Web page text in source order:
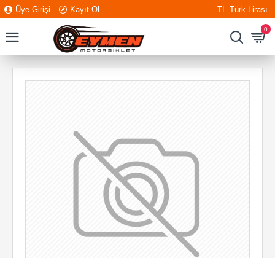
Üye Girişi Kayıt Ol TL Türk Lirası
0